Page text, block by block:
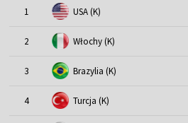
1 USA (K)
2 Włochy (K)
3 Brazylia (K)
4 Turcja (K)